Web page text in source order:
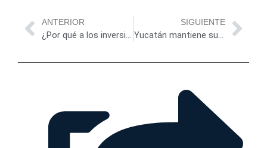
Previo
ANTERIOR
¿Por qué a los inversionistas inmobiliarios les atrae Tulum?
SIGUIENTE
Yucatán mantiene su certificación Blue Flag en Progreso